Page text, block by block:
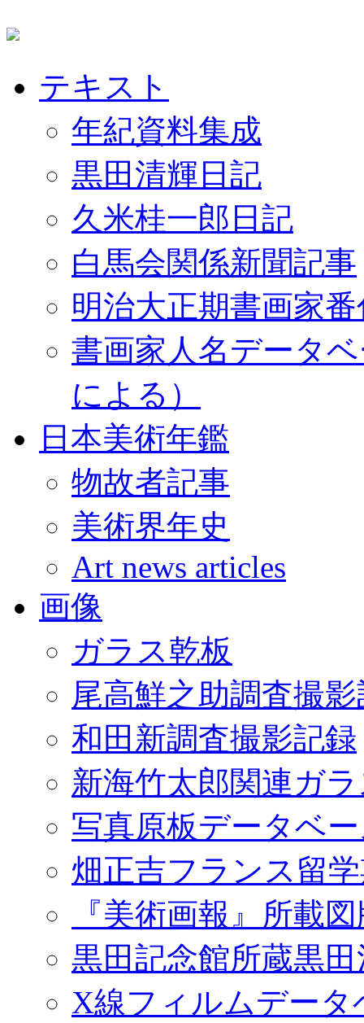
テキスト
年紀資料集成
黒田清輝日記
久米桂一郎日記
白馬会関係新聞記事
明治大正期書画家
書画家人名データ
による）
日本美術年鑑
物故者記事
美術界年史
Art news articles
画像
ガラス乾板
尾高鮮之助調査撮
和田新調査撮影記録
新海竹太郎関連ガ
写真原板データベ
畑正吉フランス留
『美術画報』所載
黒田記念館所蔵黒
X線フィルムデータ